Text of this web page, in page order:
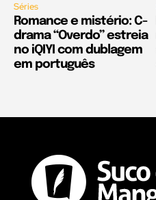
Séries
Romance e mistério: C-
drama “Overdo” estreia
no iQIYI com dublagem
em português